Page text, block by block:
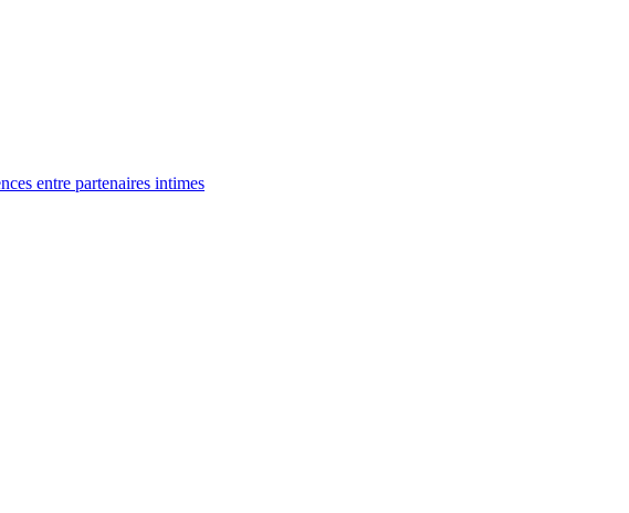
entre partenaires intimes